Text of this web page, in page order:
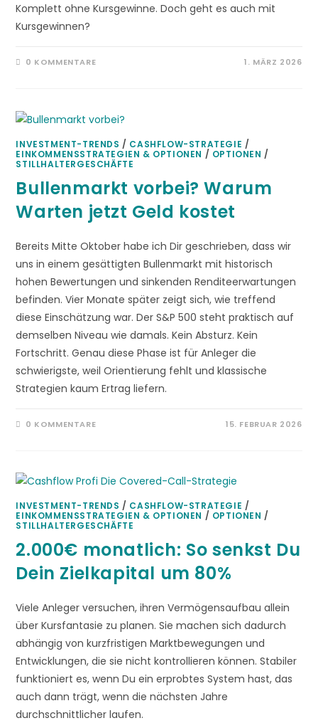
Komplett ohne Kursgewinne. Doch geht es auch mit
Kursgewinnen?
0 KOMMENTARE 1. MÄRZ 2026
INVESTMENT-TRENDS / CASHFLOW-STRATEGIE /
EINKOMMENSSTRATEGIEN & OPTIONEN / OPTIONEN /
STILLHALTERGESCHÄFTE
Bullenmarkt vorbei? Warum
Warten jetzt Geld kostet
Bereits Mitte Oktober habe ich Dir geschrieben, dass wir
uns in einem gesättigten Bullenmarkt mit historisch
hohen Bewertungen und sinkenden Renditeerwartungen
befinden. Vier Monate später zeigt sich, wie treffend
diese Einschätzung war. Der S&P 500 steht praktisch auf
demselben Niveau wie damals. Kein Absturz. Kein
Fortschritt. Genau diese Phase ist für Anleger die
schwierigste, weil Orientierung fehlt und klassische
Strategien kaum Ertrag liefern.
0 KOMMENTARE 15. FEBRUAR 2026
INVESTMENT-TRENDS / CASHFLOW-STRATEGIE /
EINKOMMENSSTRATEGIEN & OPTIONEN / OPTIONEN /
STILLHALTERGESCHÄFTE
2.000€ monatlich: So senkst Du
Dein Zielkapital um 80%
Viele Anleger versuchen, ihren Vermögensaufbau allein
über Kursfantasie zu planen. Sie machen sich dadurch
abhängig von kurzfristigen Marktbewegungen und
Entwicklungen, die sie nicht kontrollieren können. Stabiler
funktioniert es, wenn Du ein erprobtes System hast, das
auch dann trägt, wenn die nächsten Jahre
durchschnittlicher laufen.